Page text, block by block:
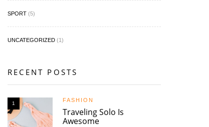
SPORT (5)
UNCATEGORIZED (1)
RECENT POSTS
1
FASHION
Traveling Solo Is
Awesome